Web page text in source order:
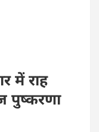
में राह
पुष्करणा